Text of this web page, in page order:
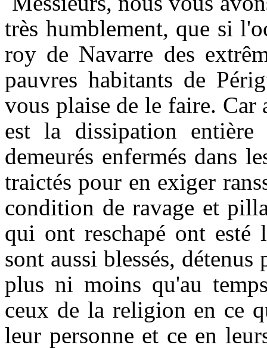
très humblement, que si
roy de Navarre des
pauvres habitants de
vous plaise de le faire.
est la dissipation
demeurés enfermés dans
traictés pour en exiger
condition de ravage et
qui ont reschapé ont esté
sont aussi blessés,
plus ni moins qu'au
ceux de la religion en ce
leur personne et ce en